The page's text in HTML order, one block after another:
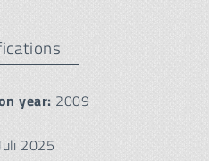
year: 2009
Juli 2025